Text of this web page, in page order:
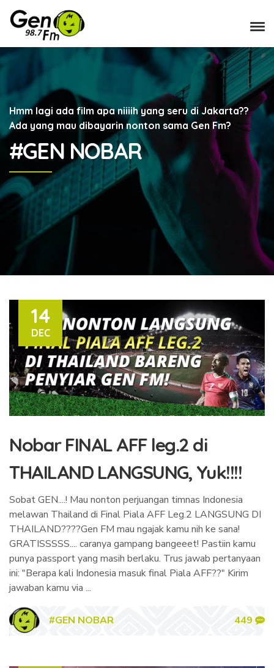
Hmm lagi ada film apa niiiih yang seru di Jakarta??
Ada yang mau dibayarin nonton sama Gen Fm?
#GEN NOBAR
14
DEC
Nobar FINAL AFF leg.2 di
THAILAND LANGSUNG, Yuk!!!!
Sobat GEN....! Mau nonton perjuangan timnas Indonesia
melawan Thailand di Final Piala AFF Leg.2 LANGSUNG DI
THAILAND????Gen FM mau ngajak kamu nih ke sana!
GRATISSSSS.... caranya gampang bangeeet! Pastiin kamu
punya passport yang masih berlaku. Trus jawab pertanyaan
ini: "Berapa kali Indonesia masuk final Piala AFF??" Kirim
jawaban kamu via ...
#GEN NOBAR 449